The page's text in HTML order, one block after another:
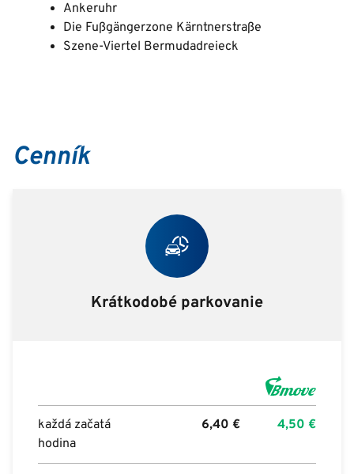
Ankeruhr
Die Fußgängerzone Kärntnerstraße
Szene-Viertel Bermudadreieck
Cenník
Krátkodobé parkovanie
každá začatá
hodina
6,40 € 4,50 €